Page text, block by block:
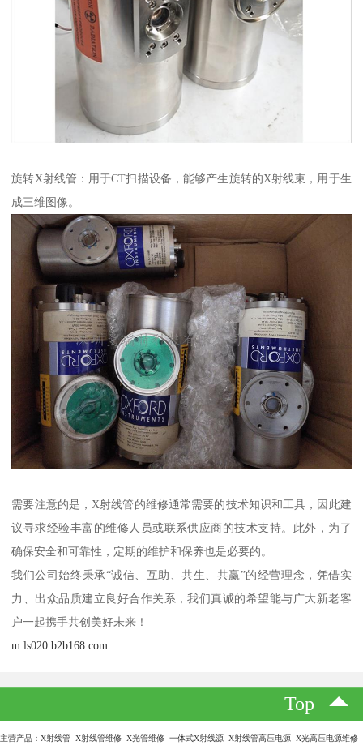
旋转X射线管：用于CT扫描设备，能够产生旋转的X射线束，用于生
成三维图像。
需要注意的是，X射线管的维修通常需要的技术知识和工具，因此建
议寻求经验丰富的维修人员或联系供应商的技术支持。此外，为了
确保安全和可靠性，定期的维护和保养也是必要的。
我们公司始终秉承“诚信、互助、共生、共赢”的经营理念，凭借实
力、出众品质建立良好合作关系，我们真诚的希望能与广大新老客
户一起携手共创美好未来！
m.ls020.b2b168.com
Top
主营产品：X射线管 X射线管维修 X光管维修 一体式X射线源 X射线管高压电源 X光高压电源维修